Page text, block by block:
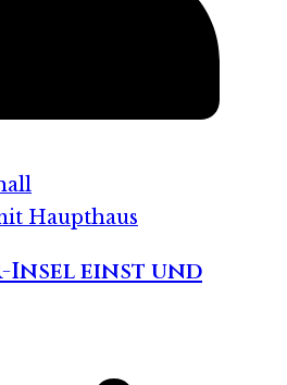
Insel einst und